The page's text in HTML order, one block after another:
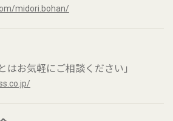
midori.bohan/
はお気軽にご相談ください」